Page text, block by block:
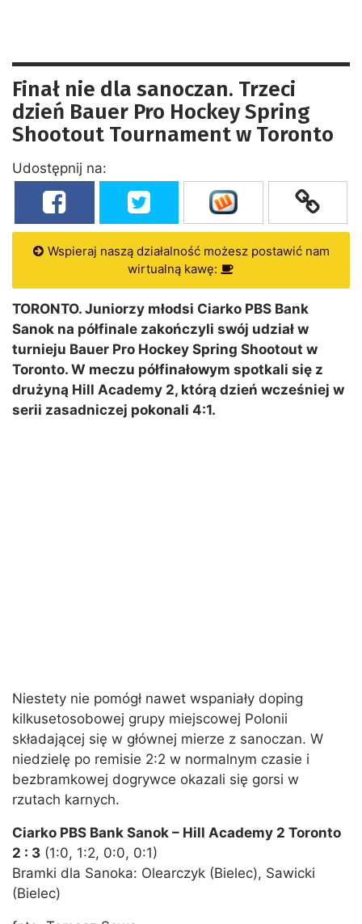
Finał nie dla sanoczan. Trzeci
dzień Bauer Pro Hockey Spring
Shootout Tournament w Toronto
Udostępnij na:
Wspieraj naszą działalność możesz postawić nam
wirtualną kawę:
TORONTO. Juniorzy młodsi Ciarko PBS Bank
Sanok na półfinale zakończyli swój udział w
turnieju Bauer Pro Hockey Spring Shootout w
Toronto. W meczu półfinałowym spotkali się z
drużyną Hill Academy 2, którą dzień wcześniej w
serii zasadniczej pokonali 4:1.
Niestety nie pomógł nawet wspaniały doping
kilkusetosobowej grupy miejscowej Polonii
składającej się w głównej mierze z sanoczan. W
niedzielę po remisie 2:2 w normalnym czasie i
bezbramkowej dogrywce okazali się gorsi w
rzutach karnych.
Ciarko PBS Bank Sanok – Hill Academy 2 Toronto
2 : 3 (1:0, 1:2, 0:0, 0:1)
Bramki dla Sanoka: Olearczyk (Bielec), Sawicki
(Bielec)